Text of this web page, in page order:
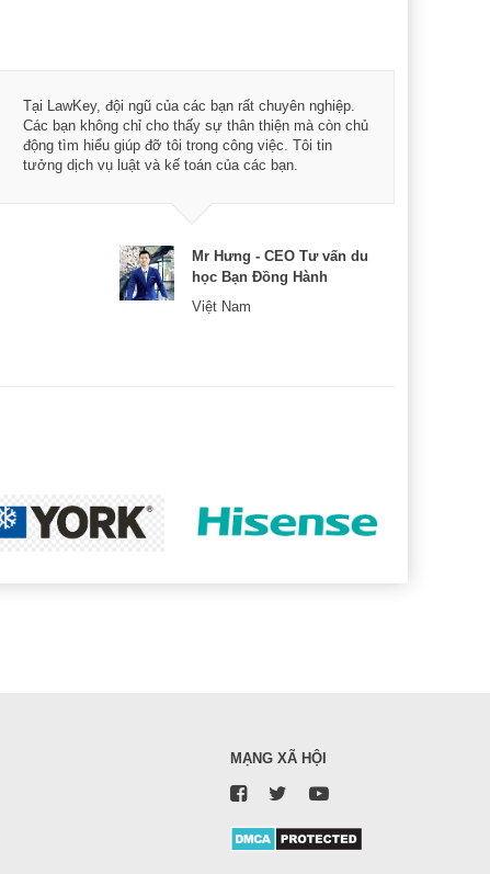
Tại LawKey, đội ngũ của các bạn rất chuyên nghiệp.
Các bạn không chỉ cho thấy sự thân thiện mà còn chủ
động tìm hiểu giúp đỡ tôi trong công việc. Tôi tin
tưởng dịch vụ luật và kế toán của các bạn.
Mr Hưng - CEO Tư vấn du
học Bạn Đồng Hành
Việt Nam
MẠNG XÃ HỘI